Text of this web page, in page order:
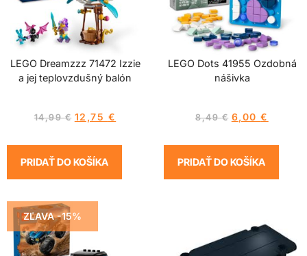
LEGO Dreamzzz 71472 Izzie
a jej teplovzdušný balón
14,99€ 12,75 €
PRIDAŤ DO KOŠÍKA
LEGO Dots 41955 Ozdobná
nášivka
8,49€ 6,00€
PRIDAŤ DO KOŠÍKA
ZĽAVA -15%